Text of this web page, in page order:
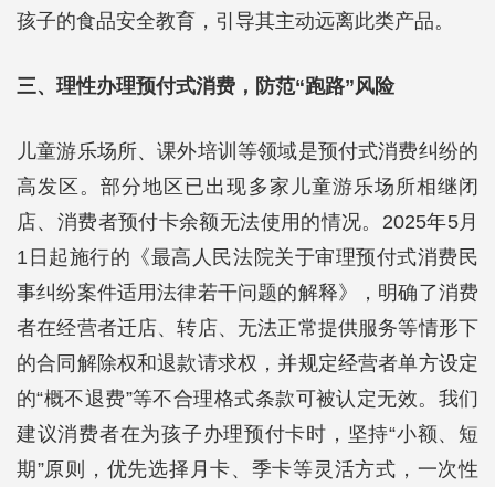
孩子的食品安全教育，引导其主动远离此类产品。
三、理性办理预付式消费，防范“跑路”风险
儿童游乐场所、课外培训等领域是预付式消费纠纷的
高发区。部分地区已出现多家儿童游乐场所相继闭
店、消费者预付卡余额无法使用的情况。2025年5月
1日起施行的《最高人民法院关于审理预付式消费民
事纠纷案件适用法律若干问题的解释》，明确了消费
者在经营者迁店、转店、无法正常提供服务等情形下
的合同解除权和退款请求权，并规定经营者单方设定
的“概不退费”等不合理格式条款可被认定无效。我们
建议消费者在为孩子办理预付卡时，坚持“小额、短
期”原则，优先选择月卡、季卡等灵活方式，一次性